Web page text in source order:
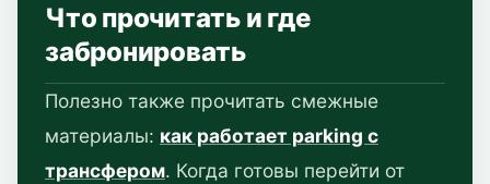
Что прочитать и где
забронировать
Полезно также прочитать смежные
материалы: как работает parking с
трансфером. Когда готовы перейти от